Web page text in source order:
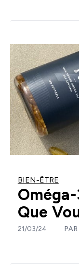
BIEN-ÊTRE
Que
21/03/24 PAR